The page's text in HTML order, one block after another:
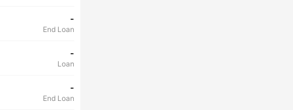
-
End Loan
-
Loan
-
End Loan